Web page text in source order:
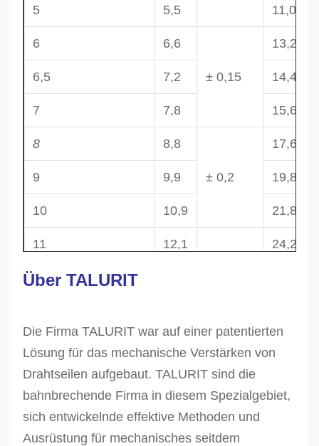
5 5,5 11,0
6 6,6
± 0,15
13,2
6,5 7,2 14,4
7 7,8 15,6
8 8,8
± 0,2
17,6
9 9,9 19,8
10 10,9 21,8
11 12,1 24,2
12
14 15,3
± 0,3
16 17,5
18 19,6
Über TALURIT
Die Firma TALURIT war auf einer patentierten
Lösung für das mechanische Verstärken von
Drahtseilen aufgebaut. TALURIT sind die
bahnbrechende Firma in diesem Spezialgebiet,
sich entwickelnde effektive Methoden und
Ausrüstung für mechanisches seitdem